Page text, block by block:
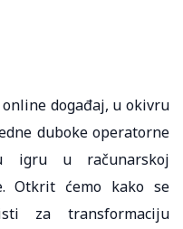
online događaj, u okivru
duboke operatorne
igru u računarskoj
Otkrit ćemo kako se
za transformaciju